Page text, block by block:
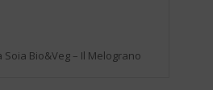
Bio&Veg – Il Melograno